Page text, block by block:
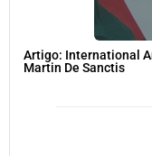
Artigo: International
Martin De Sanctis